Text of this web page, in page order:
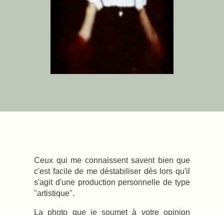
Ceux qui me connaissent savent bien que
c'est facile de me déstabiliser dès lors qu'il
s'agit d'une production personnelle de type
"artistique".
La photo que je soumet à votre opinion